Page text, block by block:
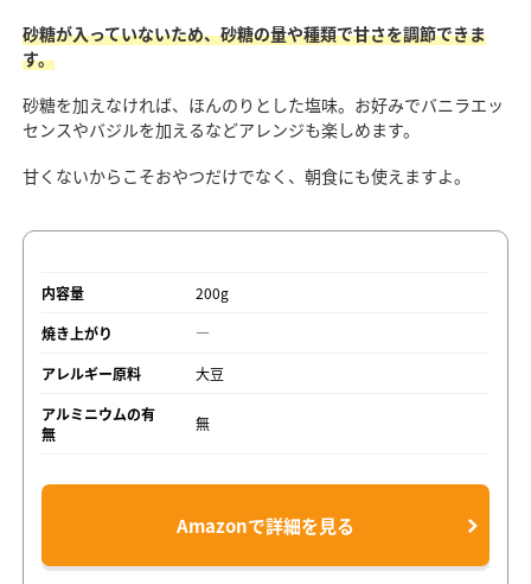
砂糖が入っていないため、砂糖の量や種類で甘さを調節できま
す。
砂糖を加えなければ、ほんのりとした塩味。お好みでバニラエッ
センスやバジルを加えるなどアレンジも楽しめます。
甘くないからこそおやつだけでなく、朝食にも使えますよ。
内容量
200g
焼き上がり
―
アレルギー原料
大豆
アルミニウムの有
無
無
Amazonで詳細を見る